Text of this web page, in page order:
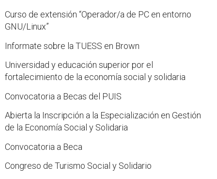
Curso de extensión “Operador/a de PC en entorno
GNU/Linux”
Informate sobre la TUESS en Brown
Universidad y educación superior por el
fortalecimiento de la economía social y solidaria
Convocatoria a Becas del PUIS
Abierta la Inscripción a la Especialización en Gestión
de la Economía Social y Solidaria
Convocatoria a Beca
Congreso de Turismo Social y Solidario